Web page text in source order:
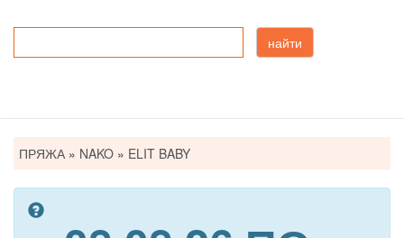
найти
здесь
ПРЯЖА » NAKO » ELIT BABY